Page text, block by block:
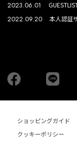
2023.06.01
2022.09.20 本人認証
Facebook
ショッピングガイド
クッキーポリシー